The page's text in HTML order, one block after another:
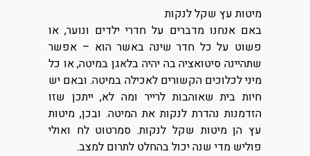
מיטות עץ שקל לנקות
באם אנחנו מדברים על חדרי ילדים ונוער, או
פשוט על כל חדר שינה באשר הוא – אפשר
שתהיינה סיטואציה בה יהיה בלאגן במיטה, או כל
מיני לכלוכים הקשורים לאכילה במיטה. ובאם יש
חיות בית שאוהבות לרייר ומה לא, ייתכן שזו
הזדמנות נהדרת לנקות את המיטה. ובכן, מיטות
עץ הן מיטות שקל לנקות. סמרטוט לח ואולי
פוליש מדי שנה יכול בהחלט לתרום למצב.